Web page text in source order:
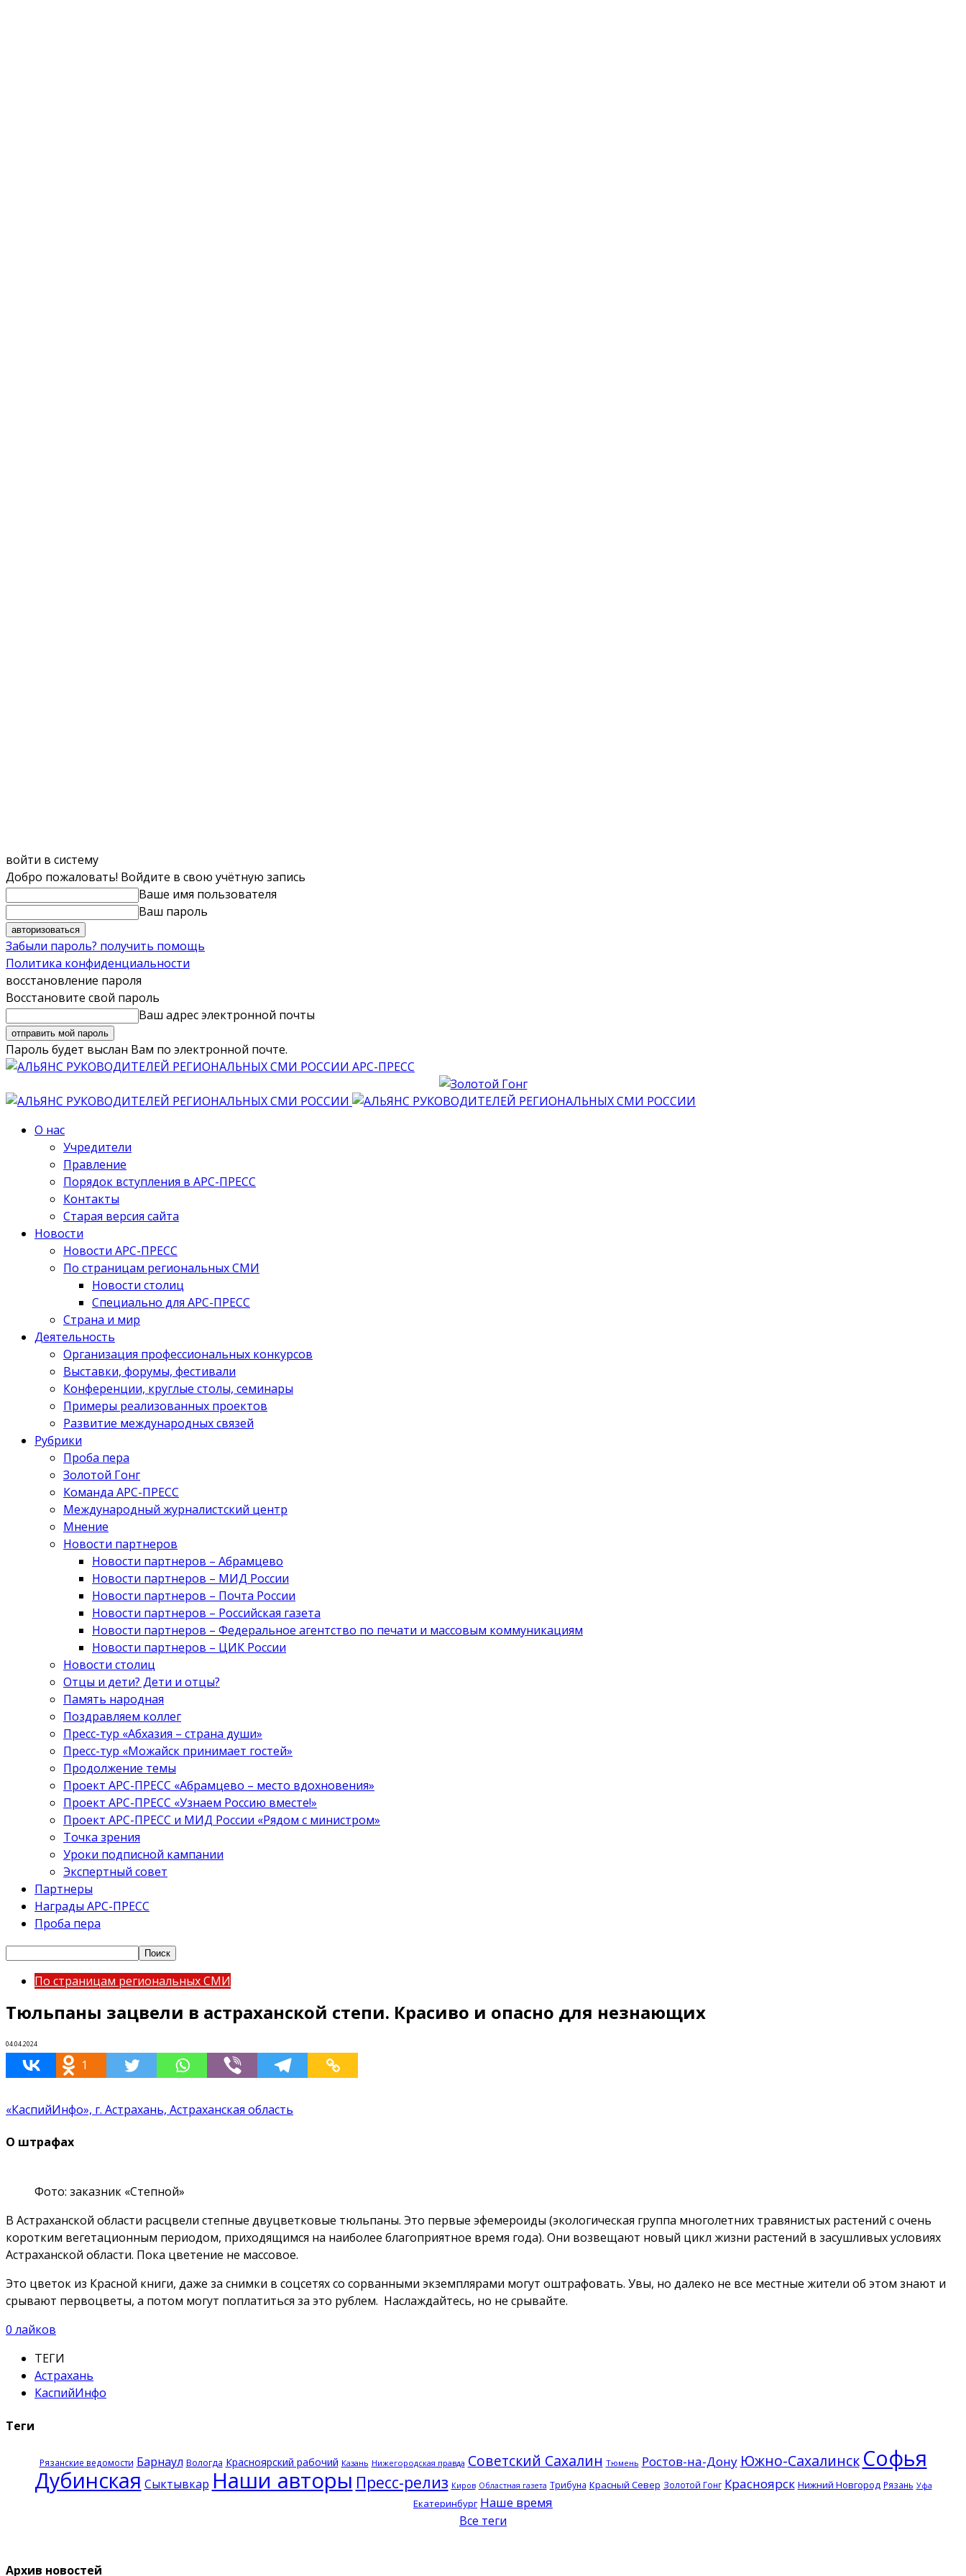
войти в систему
Добро пожаловать! Войдите в свою учётную запись
Ваше имя пользователя
Ваш пароль
Забыли пароль? получить помощь
Политика конфиденциальности
восстановление пароля
Восстановите свой пароль
Ваш адрес электронной почты
Пароль будет выслан Вам по электронной почте.
АРС-ПРЕСС
О нас
Учредители
Правление
Порядок вступления в АРС-ПРЕСС
Контакты
Старая версия сайта
Новости
Новости АРС-ПРЕСС
По страницам региональных СМИ
Новости столиц
Специально для АРС-ПРЕСС
Страна и мир
Деятельность
Организация профессиональных конкурсов
Выставки, форумы, фестивали
Конференции, круглые столы, семинары
Примеры реализованных проектов
Развитие международных связей
Рубрики
Проба пера
Золотой Гонг
Команда АРС-ПРЕСС
Международный журналистский центр
Мнение
Новости партнеров
Новости партнеров – Абрамцево
Новости партнеров – МИД России
Новости партнеров – Почта России
Новости партнеров – Российская газета
Новости партнеров – Федеральное агентство по печати и массовым коммуникациям
Новости партнеров – ЦИК России
Новости столиц
Отцы и дети? Дети и отцы?
Память народная
Поздравляем коллег
Пресс-тур «Абхазия – страна души»
Пресс-тур «Можайск принимает гостей»
Продолжение темы
Проект АРС-ПРЕСС «Абрамцево – место вдохновения»
Проект АРС-ПРЕСС «Узнаем Россию вместе!»
Проект АРС-ПРЕСС и МИД России «Рядом с министром»
Точка зрения
Уроки подписной кампании
Экспертный совет
Партнеры
Награды АРС-ПРЕСС
Проба пера
По страницам региональных СМИ
Тюльпаны зацвели в астраханской степи. Красиво и опасно для незнающих
04.04.2024
1
«КаспийИнфо», г. Астрахань, Астраханская область
О штрафах
Фото: заказник «Степной»
В Астраханской области расцвели степные двуцветковые тюльпаны. Это первые эфемероиды (экологическая группа многолетних травянистых растений с очень
коротким вегетационным периодом, приходящимся на наиболее благоприятное время года). Они возвещают новый цикл жизни растений в засушливых условиях
Астраханской области. Пока цветение не массовое.
Это цветок из Красной книги, даже за снимки в соцсетях со сорванными экземплярами могут оштрафовать. Увы, но далеко не все местные жители об этом знают и
срывают первоцветы, а потом могут поплатиться за это рублем. Наслаждайтесь, но не срывайте.
0 лайков
ТЕГИ
Астрахань
КаспийИнфо
Теги
Рязанские ведомости Барнаул Вологда Красноярский рабочий Казань Нижегородская правда Советский Сахалин Тюмень Ростов-на-Дону Южно-Сахалинск Софья
Дубинская Сыктывкар Наши авторы Пресс-релиз Киров Областная газета Трибуна Красный Север Золотой Гонг Красноярск Нижний Новгород Рязань Уфа
Екатеринбург Наше время
Все теги
Архив новостей